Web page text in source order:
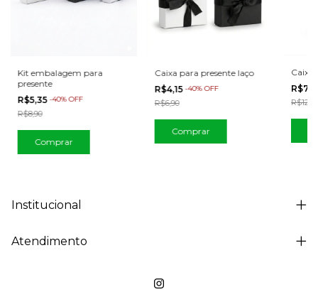
Kit embalagem para
presente
R$5,35 -40%OFF
R$8,90
Comprar
Caixa para presente laço
R$4,15 -40%OFF
R$6,90
Comprar
Caixa
R$12,90
Institucional
Atendimento